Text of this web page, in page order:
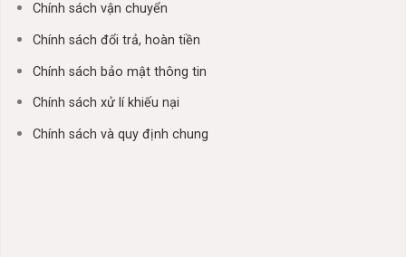
Chính sách vận chuyển
Chính sách đổi trả, hoàn tiền
Chính sách bảo mật thông tin
Chính sách xử lí khiếu nại
Chính sách và quy định chung